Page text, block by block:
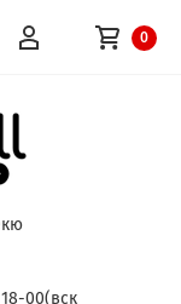
0
00(вск